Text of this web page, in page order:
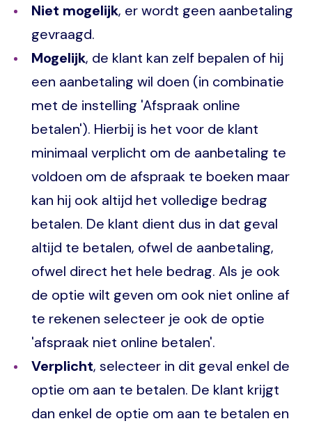
Niet mogelijk, er wordt geen aanbetaling
gevraagd.
Mogelijk, de klant kan zelf bepalen of hij
een aanbetaling wil doen (in combinatie
met de instelling 'Afspraak online
betalen'). Hierbij is het voor de klant
minimaal verplicht om de aanbetaling te
voldoen om de afspraak te boeken maar
kan hij ook altijd het volledige bedrag
betalen. De klant dient dus in dat geval
altijd te betalen, ofwel de aanbetaling,
ofwel direct het hele bedrag. Als je ook
de optie wilt geven om ook niet online af
te rekenen selecteer je ook de optie
'afspraak niet online betalen'.
Verplicht, selecteer in dit geval enkel de
optie om aan te betalen. De klant krijgt
dan enkel de optie om aan te betalen en